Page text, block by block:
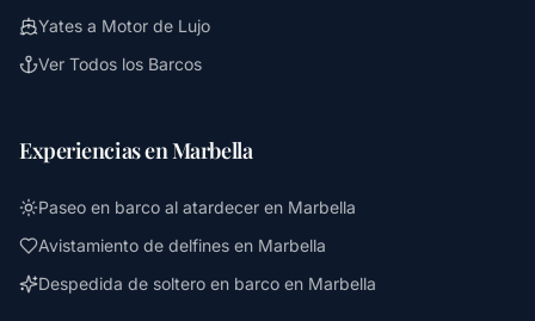
Yates a Motor de Lujo
Ver Todos los Barcos
Experiencias en Marbella
Paseo en barco al atardecer en Marbella
Avistamiento de delfines en Marbella
Despedida de soltero en barco en Marbella